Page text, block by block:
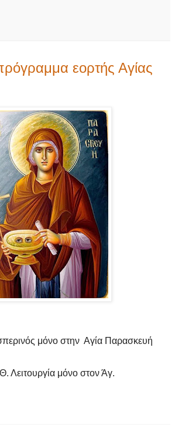
εορτής Αγίας
μόνο στην Αγία Παρασκευή
Θ. Λειτουργία μόνο στον Άγ.